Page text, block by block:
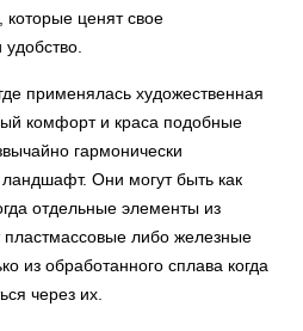
ценят свое
применялась художественная
комфорт и краса подобные
гармонически
Они могут быть как
отдельные элементы из
либо железные
из обработанного сплава когда
через их.